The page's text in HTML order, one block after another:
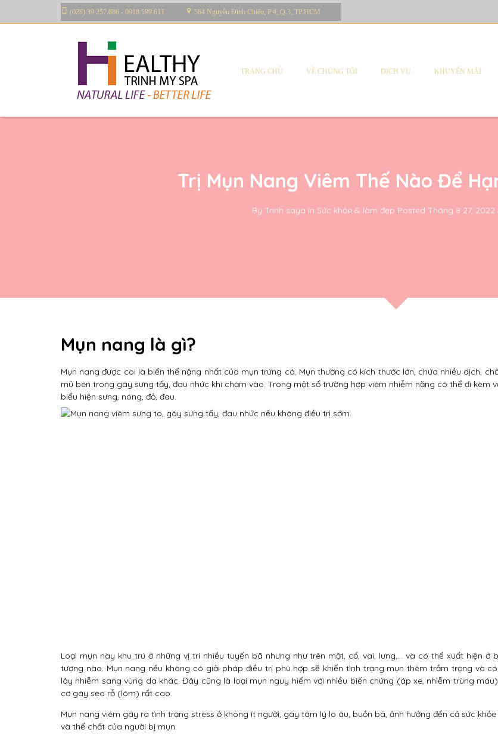
(028) 39.257.886 - 0918.599.611 564 Nguyễn Đình Chiểu, P.4, Q.3, TP.HCM
TRANG CHỦ VỀ CHÚNG TÔI DỊCH VỤ KHUYẾN MÃI
Trị Mụn Nang Viêm Thế Nào Để
By Trinh saya in Sức khỏe & làm đẹp Posted Tháng 8 27, 2022
Mụn nang là gì?
Mụn nang được coi là biến thể nặng nhất của mụn trứng cá. Mụn thường có kích thước lớn, chứa nhiều dịch,
mủ bên trong gây sưng tấy, đau nhức khi chạm vào. Trong một số trường hợp viêm nhiễm nặng có thể đi kèm
biểu hiện sưng, nóng, đỏ, đau.
Loại mụn này khu trú ở những vị trí nhiều tuyến bã nhưng như trên mặt, cổ, vai, lưng,… và có thể xuất hiện ở
tượng nào. Mụn nang nếu không có giải pháp điều trị phù hợp sẽ khiến tình trạng mụn thêm trầm trọng và
lây nhiễm sang vùng da khác. Đây cũng là loại mụn nguy hiểm với nhiều biến chứng (áp xe, nhiễm trùng
cơ gây sẹo rỗ (lõm) rất cao.
Mụn nang viêm gây ra tình trạng stress ở không ít người, gây tâm lý lo âu, buồn bã, ảnh hưởng đến cả sức
và thể chất của người bị mụn.